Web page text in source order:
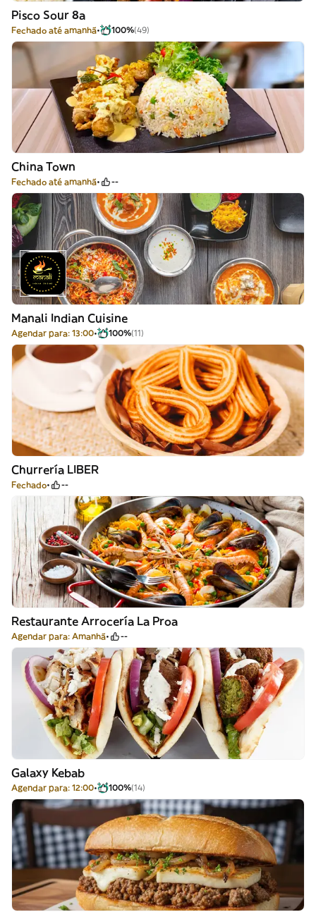
Pisco Sour 8a
Fechado até amanhã 100%(49)
China Town
Fechado até amanhã --
Manali Indian Cuisine
Agendar para: 13:00 100%(11)
Churrería LIBER
Fechado --
Restaurante Arrocería La Proa
Agendar para: Amanhã --
Galaxy Kebab
Agendar para: 12:00 100%(14)